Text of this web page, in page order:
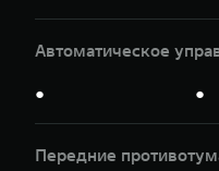
Автоматическое
● ●
Передние